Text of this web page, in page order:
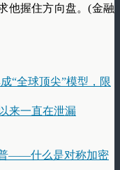
他握住方向盘。(金融
“全球顶尖”模型，限
来一直在泄漏
——什么是对称加密